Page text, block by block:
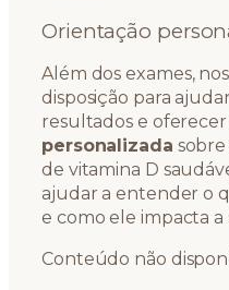
Orientação
Além dos exames,
disposição para
resultados e oferecer
personalizada
de vitamina D
ajudar a entender o
e como ele impacta a
Conteúdo não